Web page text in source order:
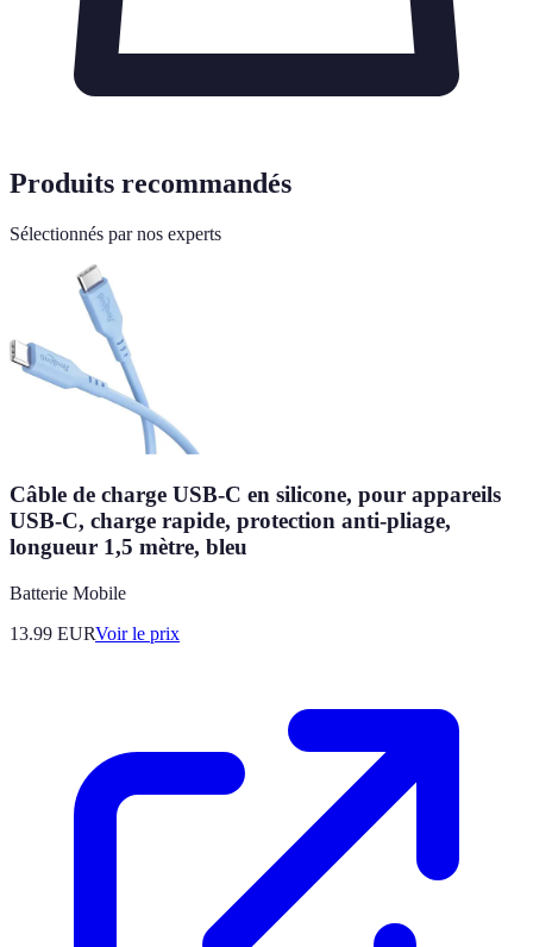
Produits recommandés
Sélectionnés par nos experts
Câble de charge USB-C en silicone, pour appareils
USB-C, charge rapide, protection anti-pliage,
longueur 1,5 mètre, bleu
Batterie Mobile
13.99 EURVoir le prix